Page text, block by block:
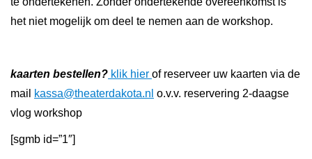
het niet mogelijk om deel te nemen aan de workshop.
kaarten bestellen? klik hier of reserveer uw kaarten via de
mail
kassa@theaterdakota.nl o.v.v. reservering 2-daagse
vlog workshop
[sgmb id=”1″]